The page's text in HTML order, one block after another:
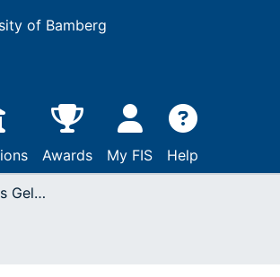
of Bamberg
Awards My FIS Help
Die Psychologie des Geldes - Zur Motivation des Kaufs und Verkaufs von Luxusfahrzeugen